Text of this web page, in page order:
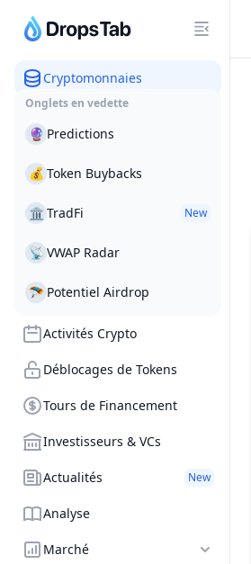
Cryptomonnaies
Onglets en vedette
🔮 Predictions
💰 Token Buybacks
🏛 TradFi New
📡 VWAP Radar
🪂 Potentiel Airdrop
Activités Crypto
Déblocages de Tokens
Tours de Financement
Investisseurs & VCs
Actualités New
Analyse
Marché